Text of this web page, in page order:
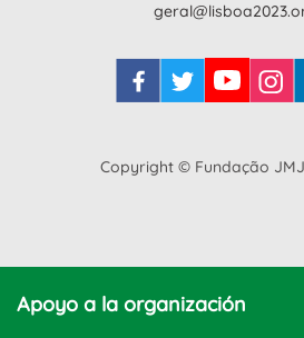
Copyright © Fundação
Apoyo a la organización